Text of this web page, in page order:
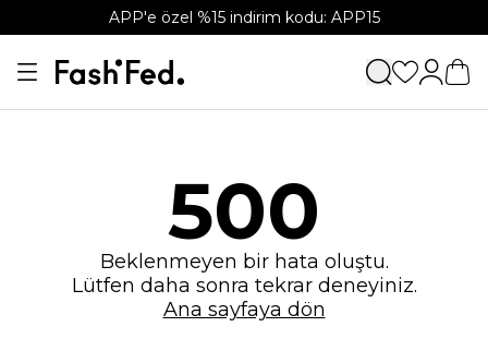
APP'e özel %15 indirim kodu: APP15
500
Beklenmeyen bir hata oluştu.
Lütfen daha sonra tekrar deneyiniz.
Ana sayfaya dön